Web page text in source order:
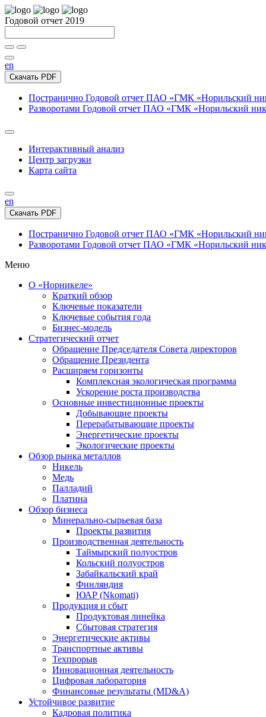
Годовой отчет 2019
en
Скачать PDF
Постранично Годовой отчет ПАО «ГМК «Норильский
Разворотами Годовой отчет ПАО «ГМК «Норильский
Интерактивный анализ
Центр загрузки
Карта сайта
en
Скачать PDF
Постранично Годовой отчет ПАО «ГМК «Норильский
Разворотами Годовой отчет ПАО «ГМК «Норильский
Меню
О «Норникеле»
Краткий обзор
Ключевые показатели
Ключевые события года
Бизнес-модель
Стратегический отчет
Обращение Председателя Совета директоров
Обращение Президента
Расширяем горизонты
Комплексная экологическая программа
Ускорение роста производства
Основные инвестиционные проекты
Добывающие проекты
Перерабатывающие проекты
Энергетические проекты
Экологические проекты
Обзор рынка металлов
Никель
Медь
Палладий
Платина
Обзор бизнеса
Минерально-сырьевая база
Проекты развития
Производственная деятельность
Таймырский полуостров
Кольский полуостров
Забайкальский край
Финляндия
ЮАР (Nkomati)
Продукция и сбыт
Продуктовая линейка
Сбытовая стратегия
Энергетические активы
Транспортные активы
Техпрорыв
Инновационная деятельность
Цифровая лаборатория
Финансовые результаты (MD&A)
Устойчивое развитие
Кадровая политика